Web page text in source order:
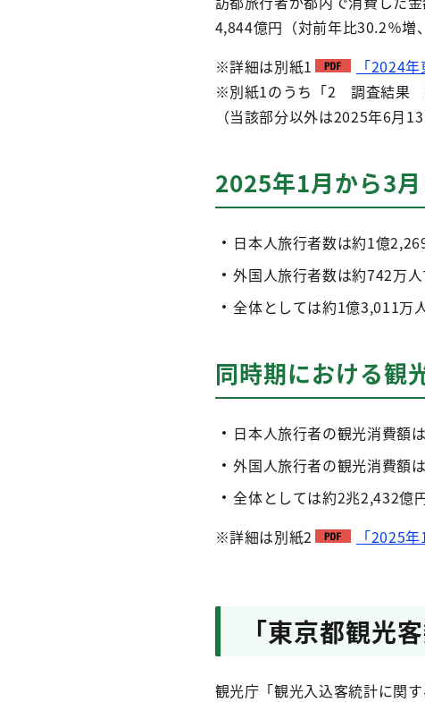
4,844億円（対前年比30.2％増
※詳細は別紙1
「2024
※別紙1のうち「2 調査結果
（当該部分以外は2025年6月13
2025年1月から3
日本人旅行者数は約1億
外国人旅行者数は約742万
全体としては約1億3,011万
同時期における観
日本人旅行者の観光消費額
外国人旅行者の観光消費額
全体としては約2兆2,432億
※詳細は別紙2
「2025
「東京都観光
観光庁「観光入込客統計に関